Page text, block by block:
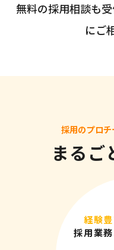
無料の採用相談も
にご
採用のプロチ
まるご
経験
採用業